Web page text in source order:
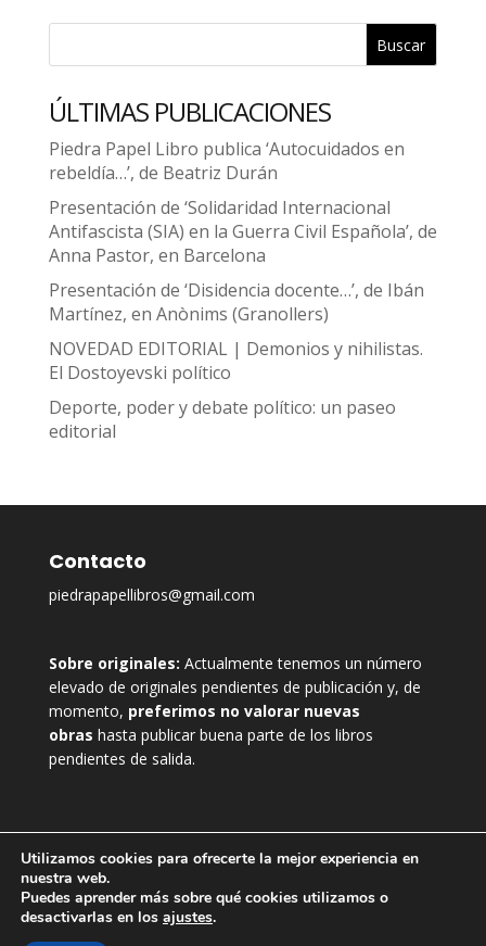
Buscar
ÚLTIMAS PUBLICACIONES
Piedra Papel Libro publica ‘Autocuidados en
rebeldía…’, de Beatriz Durán
Presentación de ‘Solidaridad Internacional
Antifascista (SIA) en la Guerra Civil Española’, de
Anna Pastor, en Barcelona
Presentación de ‘Disidencia docente…’, de Ibán
Martínez, en Anònims (Granollers)
NOVEDAD EDITORIAL | Demonios y nihilistas.
El Dostoyevski político
Deporte, poder y debate político: un paseo
editorial
Contacto
piedrapapellibros@gmail.com
Sobre originales: Actualmente tenemos un número
elevado de originales pendientes de publicación y, de
momento, preferimos no valorar nuevas
obras hasta publicar buena parte de los libros
pendientes de salida.
Utilizamos cookies para ofrecerte la mejor experiencia en
nuestra web.
Puedes aprender más sobre qué cookies utilizamos o
desactivarlas en los ajustes.